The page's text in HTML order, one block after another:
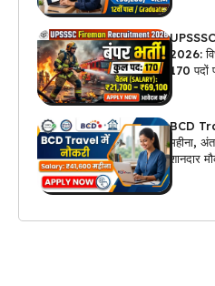
2026:
170 पदों
BCD
महीना,
शानदार